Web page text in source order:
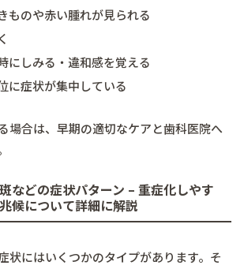
ものや赤い腫れが見られる
にしみる・違和感を覚える
に症状が集中している
場合は、早期の適切なケアと歯科医院へ
などの症状パターン – 重症化しやす
候について詳細に解説
状にはいくつかのタイプがあります。そ